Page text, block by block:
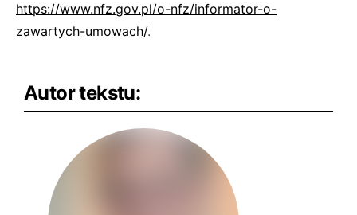
https://www.nfz.gov.pl/o-nfz/informator-o-
zawartych-umowach/.
Autor tekstu: